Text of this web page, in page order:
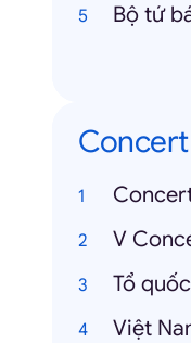
Bộ tứ
Concert
V
Tổ
Việt